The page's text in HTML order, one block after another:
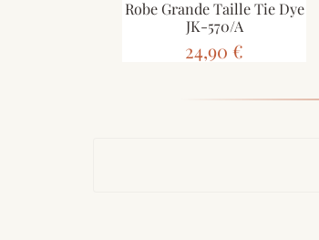
Robe Grande Taille Tie Dye
JK-570/A
24,90 €